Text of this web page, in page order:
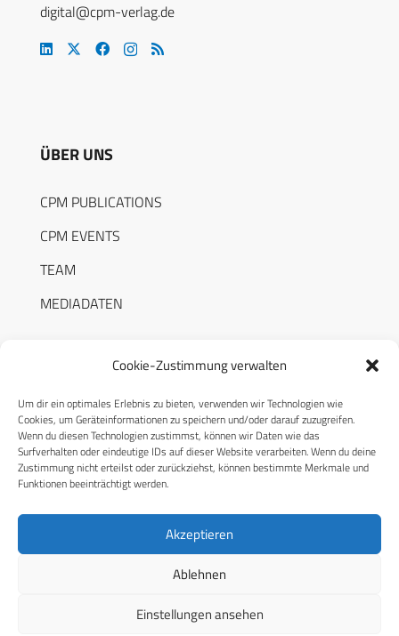
Cookie-Zustimmung verwalten
Um dir ein optimales Erlebnis zu bieten, verwenden wir Technologien wie
Cookies, um Geräteinformationen zu speichern und/oder darauf zuzugreifen.
Wenn du diesen Technologien zustimmst, können wir Daten wie das
Surfverhalten oder eindeutige IDs auf dieser Website verarbeiten. Wenn du deine
Zustimmung nicht erteilst oder zurückziehst, können bestimmte Merkmale und
Funktionen beeinträchtigt werden.
Akzeptieren
Ablehnen
Einstellungen ansehen
digital@cpm-verlag.de
ÜBER UNS
CPM PUBLICATIONS
CPM EVENTS
TEAM
MEDIADATEN
RECHTLICHES
Datenschutzerklärung
Cookie-Richtlinie (EU)